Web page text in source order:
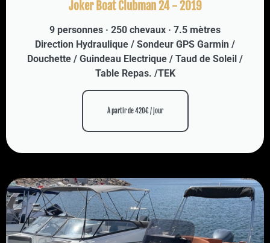
Joker Boat Clubman 24 - 2019
9 personnes · 250 chevaux · 7.5 mètres
Direction Hydraulique / Sondeur GPS Garmin /
Douchette / Guindeau Electrique / Taud de Soleil /
Table Repas. /TEK
À partir de 420€ / jour